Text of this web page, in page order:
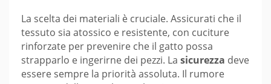
La scelta dei materiali è cruciale. Assicurati che il
tessuto sia atossico e resistente, con cuciture
rinforzate per prevenire che il gatto possa
strapparlo e ingerirne dei pezzi. La sicurezza deve
essere sempre la priorità assoluta. Il rumore